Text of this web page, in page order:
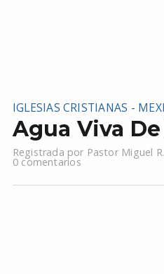
IGLESIAS CRISTIANAS -
Agua Viva
Registrada por Pastor Miguel
0 comentarios